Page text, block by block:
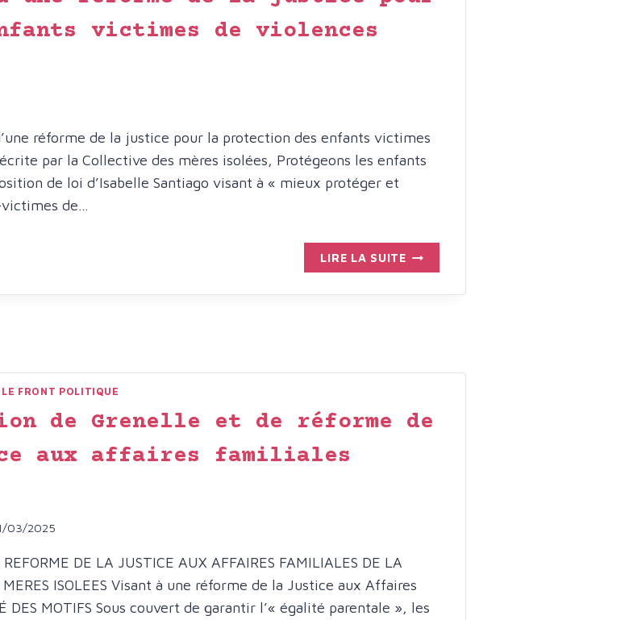
victimes de violences
réforme de la justice pour la protection des enfants victimes
par la Collective des mères isolées, Protégeons les enfants
de loi d’Isabelle Santiago visant à « mieux protéger et
de…
LIRE LA SUITEPÉTITION
:
URGENCE
LA
LE FRONT POLITIQUE
de Grenelle et de réforme de
aux affaires familiales
03/2025
REFORME DE LA JUSTICE AUX AFFAIRES FAMILIALES DE LA
MERES ISOLEES Visant à une réforme de la Justice aux Affaires
DES MOTIFS Sous couvert de garantir l’« égalité parentale », les